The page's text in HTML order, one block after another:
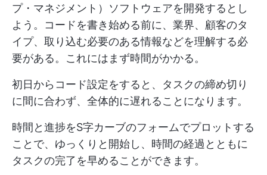
プ・マネジメント）ソフトウェアを開発するとし
よう。コードを書き始める前に、業界、顧客のタ
イプ、取り込む必要のある情報などを理解する必
要がある。これにはまず時間がかかる。
初日からコード設定をすると、タスクの締め切り
に間に合わず、全体的に遅れることになります。
時間と進捗をS字カーブのフォームでプロットする
ことで、ゆっくりと開始し、時間の経過とともに
タスクの完了を早めることができます。